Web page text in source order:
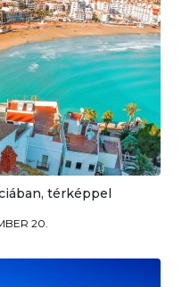
térképpel
20.